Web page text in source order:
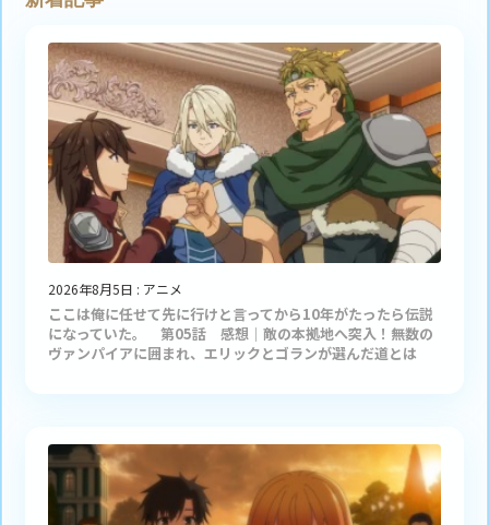
2026年8月5日 : アニメ
ここは俺に任せて先に行けと言ってから10年がたったら伝説
になっていた。 第05話 感想｜敵の本拠地へ突入！無数の
ヴァンパイアに囲まれ、エリックとゴランが選んだ道とは